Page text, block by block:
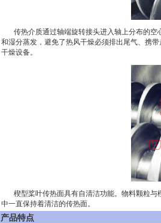
传热介质通过轴端旋转接头进入轴上分布的空
和湿分蒸发，避免了热风干燥必须排出尾气、携
干燥设备。
楔型桨叶传热面具有自清洁功能。物料颗粒与
中一直保持着清洁的传热面。
产品特点